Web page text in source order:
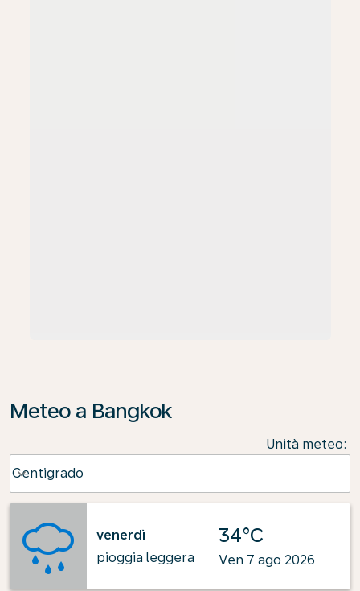
Meteo a Bangkok
Unità meteo:
Centigrado
keyboard_arrow_down
venerdì
pioggia leggera
34°C
Ven 7 ago 2026